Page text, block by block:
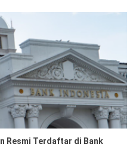
Resmi Terdaftar di Bank